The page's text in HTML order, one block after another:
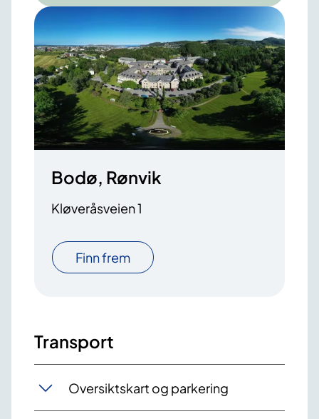
Bodø, Rønvik
Kløveråsveien 1
Finn frem
Transport
Oversiktskart og parkering